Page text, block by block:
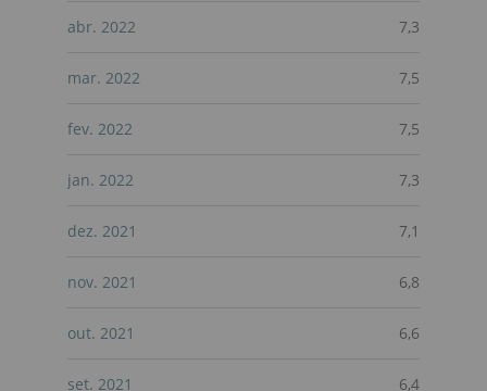
abr. 2022 7,3
mar. 2022 7,5
fev. 2022 7,5
jan. 2022 7,3
dez. 2021 7,1
nov. 2021 6,8
out. 2021 6,6
set. 2021 6,4